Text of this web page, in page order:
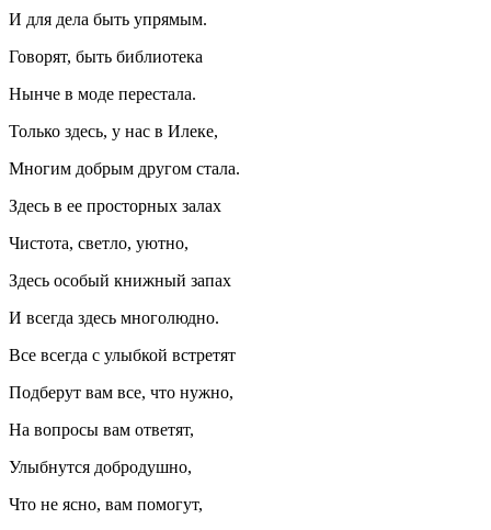
И для дела быть упрямым.
Говорят, быть библиотека
Нынче в моде перестала.
Только здесь, у нас в Илеке,
Многим добрым другом стала.
Здесь в ее просторных залах
Чистота, светло, уютно,
Здесь особый книжный запах
И всегда здесь многолюдно.
Все всегда с улыбкой встретят
Подберут вам все, что нужно,
На вопросы вам ответят,
Улыбнутся добродушно,
Что не ясно, вам помогут,